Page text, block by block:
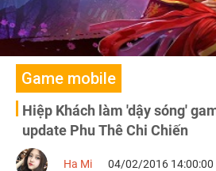
Game mobile
Hiệp Khách làm 'dậy sóng'
update Phu Thê Chi Chiến
Ha Mi 04/02/2016 14:00:00